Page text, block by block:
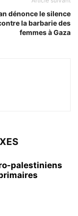
dénonce le silence
la barbarie des
femmes à Gaza
palestiniens